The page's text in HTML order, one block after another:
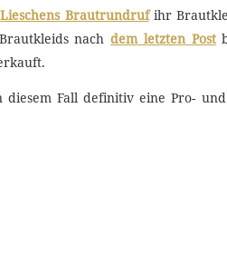
Lieschens Brautrundrufihr
nachdem letzten Post
Fall definitiv eine Pro-